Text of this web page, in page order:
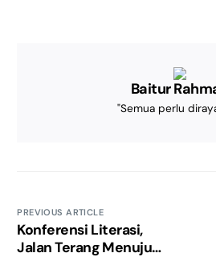
Baitur
"Semua perlu
PREVIOUS ARTICLE
Konferensi Literasi,
Jalan Terang Menuju